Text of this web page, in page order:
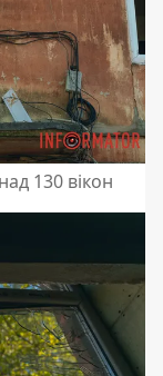
130 вікон